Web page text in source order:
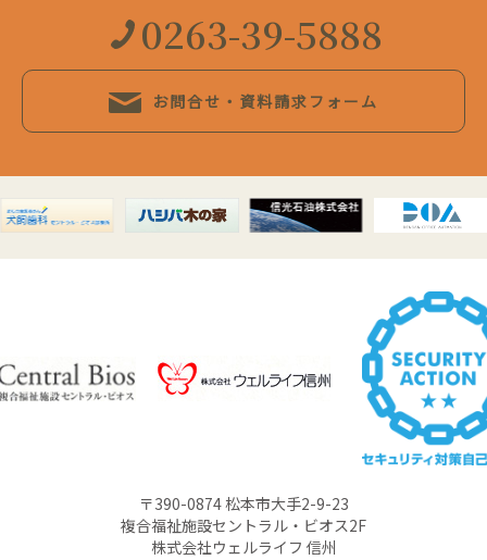
0263-39-5888
お問合せ・資料請求フォーム
〒390-0874 松本市大手2-9-23
複合福祉施設セントラル・ビオス2F
株式会社ウェルライフ 信州